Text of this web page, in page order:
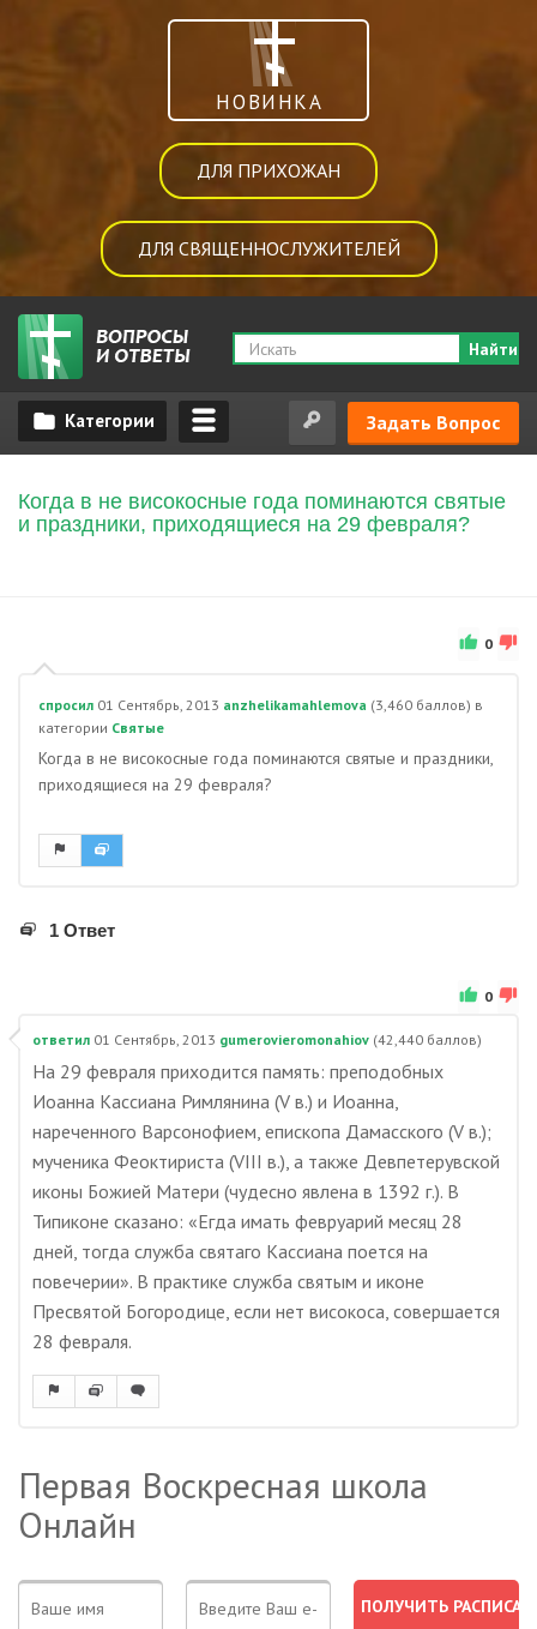
НОВИНКА
ДЛЯ ПРИХОЖАН
ДЛЯ СВЯЩЕННОСЛУЖИТЕЛЕЙ
Найти
Задать Вопрос
Когда в не високосные года поминаются святые
и праздники, приходящиеся на 29 февраля?
0
спросил 01 Сентябрь, 2013 anzhelikamahlemova (3,460 баллов) в
категории Святые
Когда в не високосные года поминаются святые и праздники,
приходящиеся на 29 февраля?
1 Ответ
0
ответил 01 Сентябрь, 2013 gumerovieromonahiov (42,440 баллов)
На 29 февраля приходится память: преподобных
Иоанна Кассиана Римлянина (V в.) и Иоанна,
нареченного Варсонофием, епископа Дамасского (V в.);
мученика Феоктириста (VIII в.), а также Девпетерувской
иконы Божией Матери (чудесно явлена в 1392 г.). В
Типиконе сказано: «Егда имать февруарий месяц 28
дней, тогда служба святаго Кассиана поется на
повечерии». В практике служба святым и иконе
Пресвятой Богородице, если нет високоса, совершается
28 февраля.
Первая Воскресная школа
Онлайн